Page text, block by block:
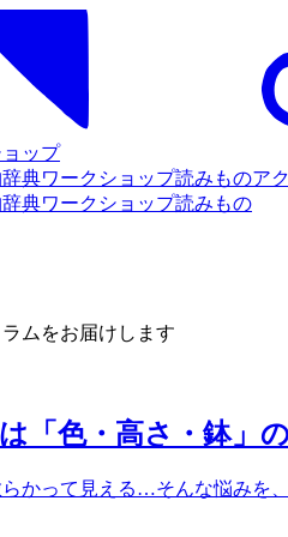
ップ
典ワークショップ読みものア
典ワークショップ読みもの
ムをお届けします
「色・高さ・鉢」
かって見える…そんな悩みを